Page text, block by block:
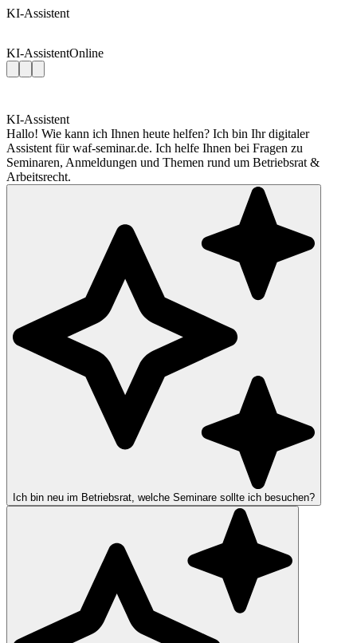
KI-Assistent
KI-AssistentOnline
KI-Assistent
Hallo! Wie kann ich Ihnen heute helfen? Ich bin Ihr digitaler
Assistent für waf-seminar.de. Ich helfe Ihnen bei Fragen zu
Seminaren, Anmeldungen und Themen rund um Betriebsrat &
Arbeitsrecht.
Ich bin neu im Betriebsrat, welche Seminare sollte ich besuchen?